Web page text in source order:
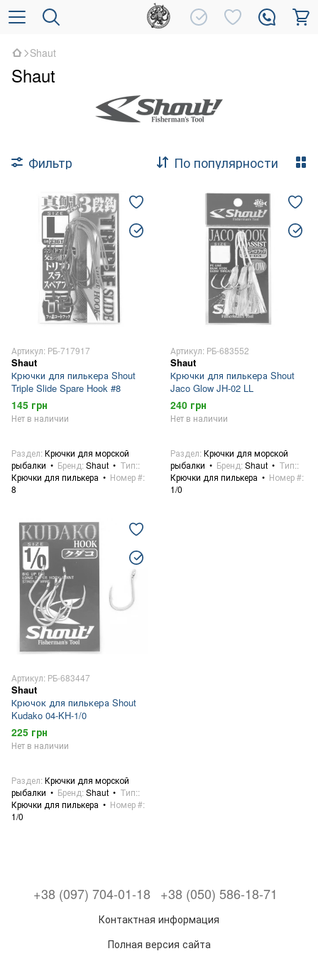
Shaut
Shaut
Фильтр По популярности
Артикул: РБ-717917
Shaut
Крючки для пилькера Shout
Triple Slide Spare Hook #8
145 грн
Нет в наличии
Раздел Крючки для морской
рыбалки
Бренд Shaut
Тип:
Крючки для пилькера
Номер #
8
Артикул: РБ-683552
Shaut
Крючки для пилькера Shout
Jaco Glow JH-02 LL
240 грн
Нет в наличии
Раздел Крючки для морской
рыбалки
Бренд Shaut
Тип:
Крючки для пилькера
Номер #
1/0
Артикул: РБ-683447
Shaut
Крючок для пилькера Shout
Kudako 04-KH-1/0
225 грн
Нет в наличии
Раздел Крючки для морской
рыбалки
Бренд Shaut
Тип:
Крючки для пилькера
Номер #
1/0
+38 (097) 704-01-18 +38 (050) 586-18-71
Контактная информация
Полная версия сайта